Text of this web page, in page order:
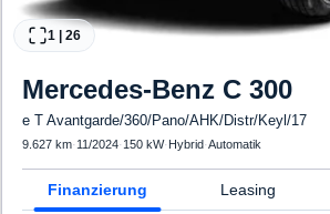
1 26
Mercedes-Benz C 300
e T Avantgarde/360/Pano/AHK/Distr/Keyl/17
9.627 km· 11/2024· 150 kW· Hybrid·Automatik
Finanzierung Leasing